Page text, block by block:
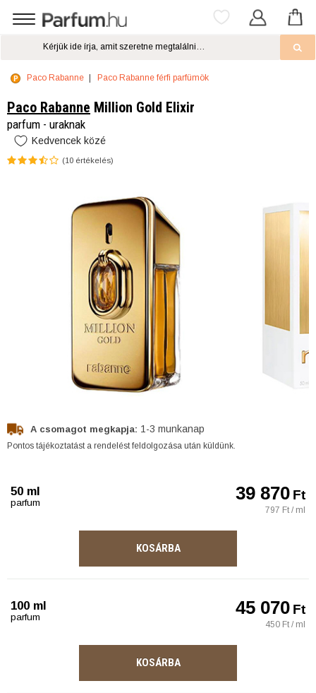
Paco Rabanne Paco Rabanne férfi parfümök
Paco Rabanne Million Gold Elixir
parfum - uraknak
Kedvencek közé
(10 értékelés)
A csomagot megkapja: 1-3 munkanap
Pontos tájékoztatást a rendelést feldolgozása után küldünk.
50 ml
parfum 39 870Ft
797 Ft / ml
KOSÁRBA
100 ml
parfum 45 070Ft
450 Ft / ml
KOSÁRBA